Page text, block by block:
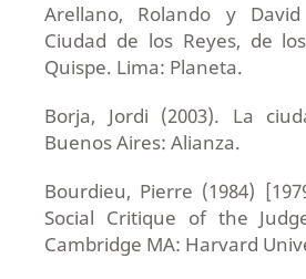
Arellano, Rolando y
Ciudad de los Reyes, de
Quispe. Lima: Planeta.
Borja, Jordi (2003). La
Buenos Aires: Alianza.
Bourdieu, Pierre (1984)
Social Critique of the
Cambridge MA: Harvard